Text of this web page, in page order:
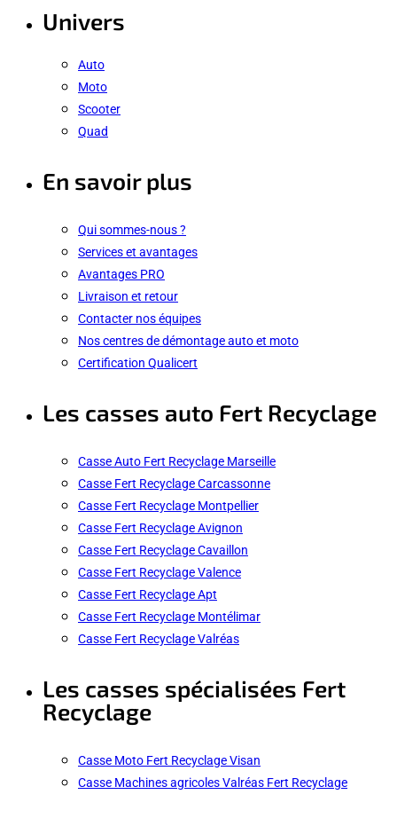
Univers
Auto
Moto
Scooter
Quad
En savoir plus
Qui sommes-nous ?
Services et avantages
Avantages PRO
Livraison et retour
Contacter nos équipes
Nos centres de démontage auto et moto
Certification Qualicert
Les casses auto Fert Recyclage
Casse Auto Fert Recyclage Marseille
Casse Fert Recyclage Carcassonne
Casse Fert Recyclage Montpellier
Casse Fert Recyclage Avignon
Casse Fert Recyclage Cavaillon
Casse Fert Recyclage Valence
Casse Fert Recyclage Apt
Casse Fert Recyclage Montélimar
Casse Fert Recyclage Valréas
Les casses spécialisées Fert
Recyclage
Casse Moto Fert Recyclage Visan
Casse Machines agricoles Valréas Fert Recyclage